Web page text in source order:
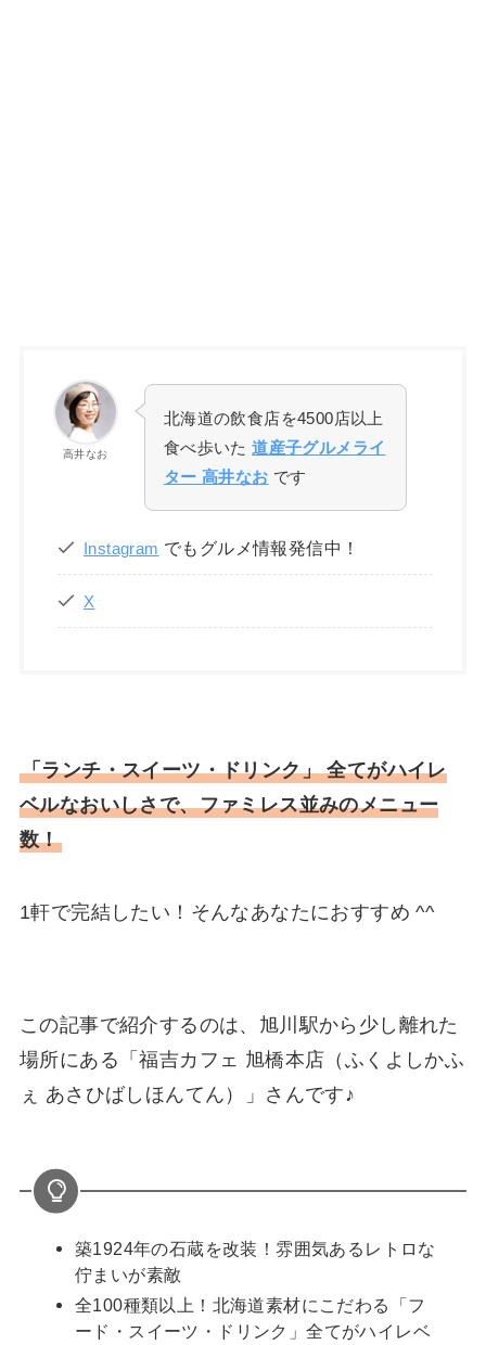
高井なお
北海道の飲食店を4500店以上
食べ歩いた道産子グルメライ
ター 高井なお です
Instagram でもグルメ情報発信中！
X
「ランチ・スイーツ・ドリンク」 全てがハイレ
ベルなおいしさで、ファミレス並みのメニュー
数！
1軒で完結したい！そんなあなたにおすすめ ^^
この記事で紹介するのは、旭川駅から少し離れた
場所にある「福吉カフェ 旭橋本店（ふくよしかふ
ぇ あさひばしほんてん）」さんです♪
築1924年の石蔵を改装！雰囲気あるレトロな
佇まいが素敵
全100種類以上！北海道素材にこだわる「フ
ード・スイーツ・ドリンク」全てがハイレベ